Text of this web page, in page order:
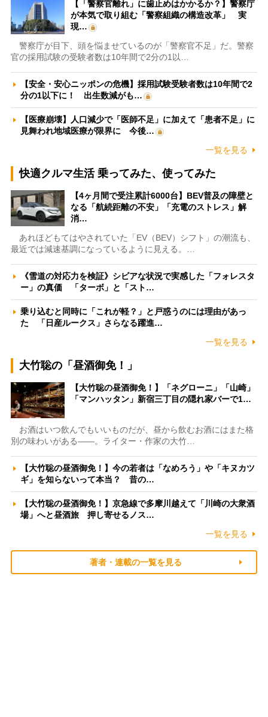
【「警察官離れ」に歯止めはかかるか？】警察庁
が本気で取り組む「警察組織の構造改革」 実
現…
警察庁が目下、頭を悩ませているのが「警察官不足」だ。警察
官の採用試験の受験者数は10年間で2分の1以…
【安全・安心ニッポンの危機】採用試験受験者数は10年間で2
分の1以下に！ 出生数減がも…
【医療崩壊】人口減少で「医師不足」に加えて「患者不足」に
見舞われ地域医療が限界に 今後…
一覧を見る
快適クルマ生活 乗ってみた、使ってみた
【4ヶ月間で受注累計6000台】BEV普及の障壁と
なる「航続距離の不安」「充電のストレス」解
消…
あれほどもてはやされていた「EV（BEV）シフト」の潮流も、
最近では減速基調になっているように見える。…
《雪道の対応力を検証》シビアな状況で実感した「フォレスタ
ー」の真価 「ターボ」と「スト…
乗り込むと同時に「これが軽？」と戸惑うのには理由があっ
た 「日産ルークス」さらなる躍進…
一覧を見る
大竹聡の「昼酒御免！」
【大竹聡の昼酒御免！】「ネグローニ」「山崎」
「マンハッタン」新宿三丁目の隠れ家バーで1…
お酒はいつ飲んでもいいものだが、昼から飲むお酒にはまた格
別の味わいがある――。ライター・作家の大竹…
【大竹聡の昼酒御免！】今の若者は「なめろう」や「キヌカツ
ギ」を知らないって本当？ 昔の…
【大竹聡の昼酒御免！】京急線で多摩川越えて「川崎の大衆酒
場」へと昼酒旅 押し寄せるノス…
一覧を見る
著者・連載の一覧を見る